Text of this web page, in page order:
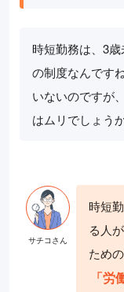
時短勤務は、3
の制度なんです
いないのですが
はムリでしょう
時短
る人
ため
「労